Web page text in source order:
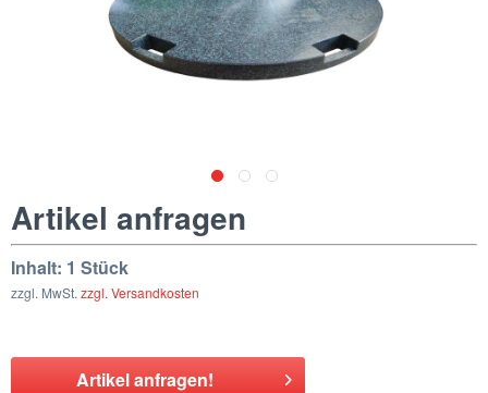
Artikel anfragen
Inhalt: 1 Stück
zzgl. MwSt. zzgl. Versandkosten
Artikel anfragen!